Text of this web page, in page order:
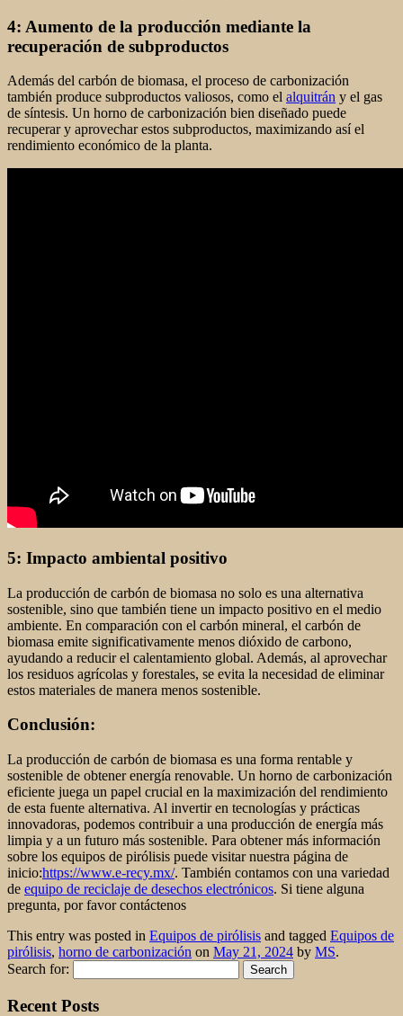
4: Aumento de la producción mediante la
recuperación de subproductos
Además del carbón de biomasa, el proceso de carbonización
también produce subproductos valiosos, como el alquitrán y el gas
de síntesis. Un horno de carbonización bien diseñado puede
recuperar y aprovechar estos subproductos, maximizando así el
rendimiento económico de la planta.
5: Impacto ambiental positivo
La producción de carbón de biomasa no solo es una alternativa
sostenible, sino que también tiene un impacto positivo en el medio
ambiente. En comparación con el carbón mineral, el carbón de
biomasa emite significativamente menos dióxido de carbono,
ayudando a reducir el calentamiento global. Además, al aprovechar
los residuos agrícolas y forestales, se evita la necesidad de eliminar
estos materiales de manera menos sostenible.
Conclusión:
La producción de carbón de biomasa es una forma rentable y
sostenible de obtener energía renovable. Un horno de carbonización
eficiente juega un papel crucial en la maximización del rendimiento
de esta fuente alternativa. Al invertir en tecnologías y prácticas
innovadoras, podemos contribuir a una producción de energía más
limpia y a un futuro más sostenible. Para obtener más información
sobre los equipos de pirólisis puede visitar nuestra página de
inicio:https://www.e-recy.mx/. También contamos con una variedad
de equipo de reciclaje de desechos electrónicos. Si tiene alguna
pregunta, por favor contáctenos
This entry was posted in Equipos de pirólisis and tagged Equipos de
pirólisis, horno de carbonización on May 21, 2024 by MS.
Search for:
Recent Posts